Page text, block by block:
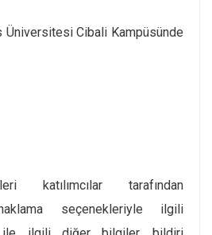
Üniversitesi Cibali Kampüsünde
katılımcılar tarafından
seçenekleriyle ilgili